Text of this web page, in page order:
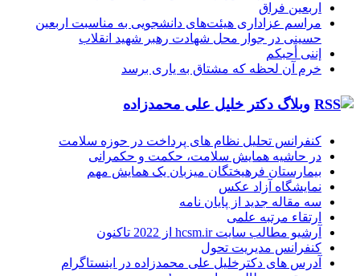
اربعین فراق
مراسم عزاداری هیئت‌های دانشجویی به مناسبت اربعین
حسینی در جوار محل شهادت رهبر شهید انقلاب
إننی أحبکم
خرم آن لحظه که مشتاق به یاری برسد
وبلاگ دکتر خلیل علی محمدزاده
کنفرانس تحلیل نظام های پرداخت در حوزه سلامت
در حاشیه همایش سلامت، حکمت و حکمرانی
بیمارستان فرهیختگان میزبان یک همایش مهم
نمایشگاه آزاد عکس
سه مقاله جدید از پایان نامه
ارتقاء مرتبه علمی
آرشیو مطالب سایت hcsm.ir از 2022 تاکنون
کنفرانس مدیریت تحول
آدرس های دکترخلیل علی محمدزاده در اینستاگرام